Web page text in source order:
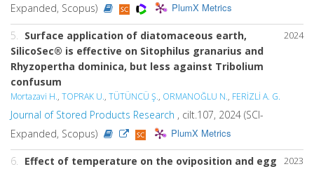
Expanded, Scopus)
PlumX Metrics
2024
5. Surface application of diatomaceous earth,
SilicoSec® is effective on Sitophilus granarius and
Rhyzopertha dominica, but less against Tribolium
confusum
Mortazavi H., TOPRAK U., TÜTÜNCÜ Ş., ORMANOĞLU N., FERİZLİ A. G.
Journal of Stored Products Research , cilt.107, 2024 (SCI-
Expanded, Scopus)
PlumX Metrics
2023
6. Effect of temperature on the oviposition and egg